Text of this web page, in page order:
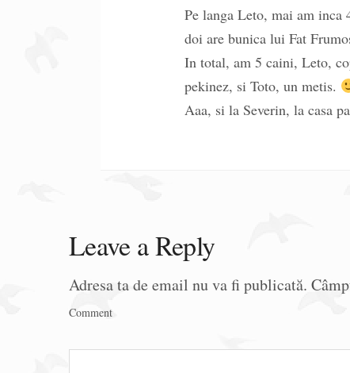
Pe langa Leto, mai am
doi are bunica lui Fat
In total, am 5 caini, Leto,
pekinez, si Toto, un metis.
Aaa, si la Severin, la casa
Leave a Reply
Adresa ta de email nu va fi publicată.
Comment